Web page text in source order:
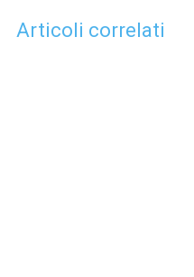
Articoli correlati